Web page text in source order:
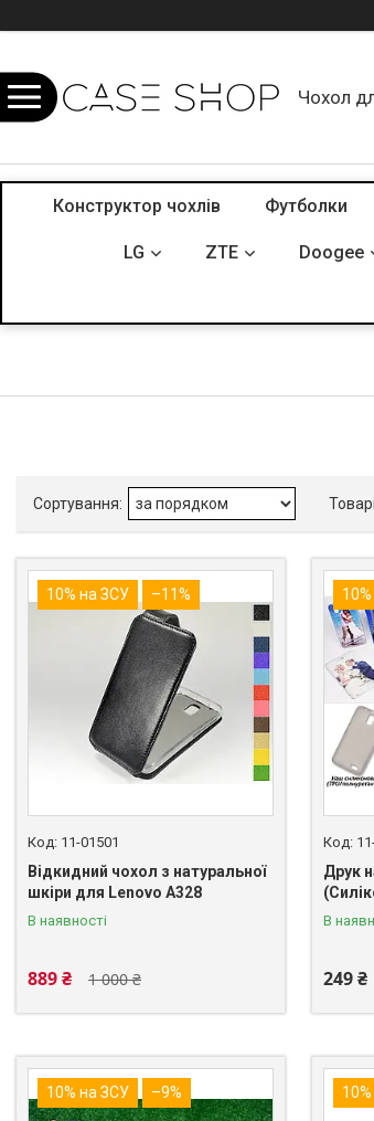
Чохол
Конструктор чохлів Футболки
LG ZTE Doogee
10% на ЗСУ –11%
11-01501
Відкидний чохол з натуральної
шкіри для Lenovo A328
В наявності
1 000 ₴
889 ₴
Друк
В
249 ₴
10% на ЗСУ –9%